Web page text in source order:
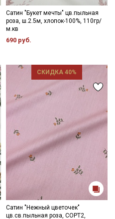
Сатин "Букет мечты" цв.пыльная
роза, ш.2.5м, хлопок-100%, 110гр/
м.кв
690 руб.
СКИДКА 40%
Сатин "Нежный цветочек"
цв.св.пыльная роза, СОРТ2,